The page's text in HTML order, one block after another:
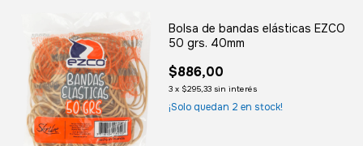
Bolsa de bandas elásticas EZCO
50 grs. 40mm
$886,00
3 x $295,33 sin interés
¡Solo quedan 2 en stock!